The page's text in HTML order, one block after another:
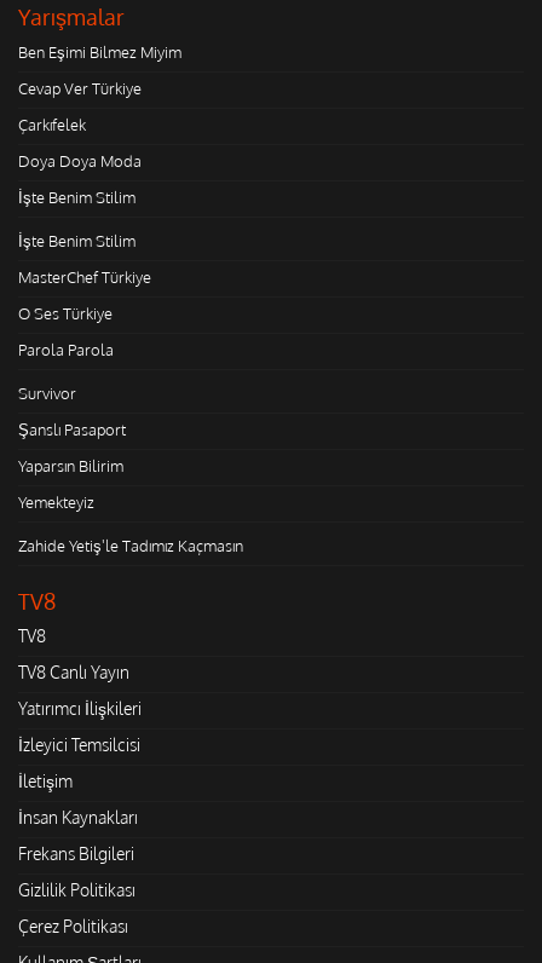
Yarışmalar
Ben Eşimi Bilmez Miyim
Cevap Ver Türkiye
Çarkıfelek
Doya Doya Moda
İşte Benim Stilim
İşte Benim Stilim
MasterChef Türkiye
O Ses Türkiye
Parola Parola
Survivor
Şanslı Pasaport
Yaparsın Bilirim
Yemekteyiz
Zahide Yetiş'le Tadımız Kaçmasın
TV8
TV8
TV8 Canlı Yayın
Yatırımcı İlişkileri
İzleyici Temsilcisi
İletişim
İnsan Kaynakları
Frekans Bilgileri
Gizlilik Politikası
Çerez Politikası